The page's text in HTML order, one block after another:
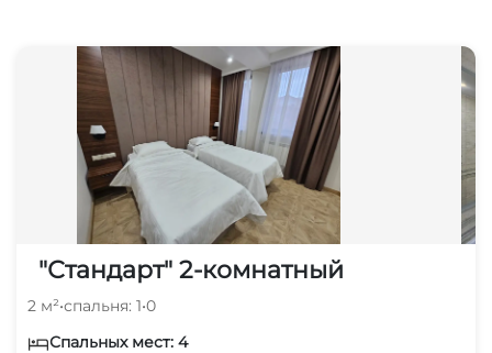
"Стандарт" 2-комнатный
2 м²•спальня: 1•0
Спальных мест: 4